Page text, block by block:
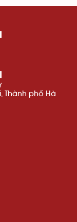
Thành phố Hà